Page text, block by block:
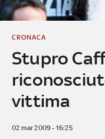
Stupro
vittima
CRONACA
02 mar 2009 - 16:25